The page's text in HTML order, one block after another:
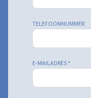
TELEFOONNUMMER
E-MAILADRES *